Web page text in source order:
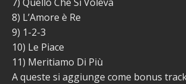
8) L’Amore è Re
9) 1-2-3
10) Le Piace
11) Meritiamo Di Più
A queste si aggiunge come bonus